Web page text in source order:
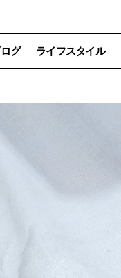
グ ライフスタイル